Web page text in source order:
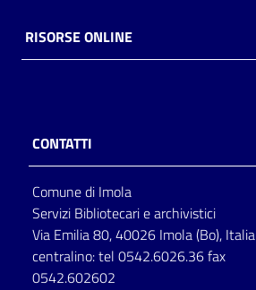
Decentrate
Seguici
su
RISORSE ONLINE
CONTATTI
Comune di Imola
Servizi Bibliotecari e archivistici
Via Emilia 80, 40026 Imola (Bo), Italia
centralino: tel 0542.6026.36 fax
0542.602602